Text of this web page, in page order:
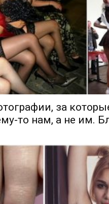
за
то нам, а не им.